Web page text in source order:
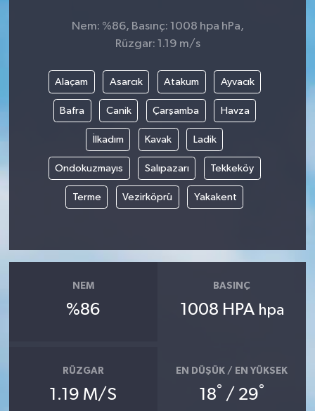
Nem: %86, Basınç: 1008 hpa hPa,
Rüzgar: 1.19 m/s
Alaçam Asarcık Atakum Ayvacık
Bafra Canik Çarşamba Havza
İlkadım Kavak Ladik
Ondokuzmayıs Salıpazarı Tekkeköy
Terme Vezirköprü Yakakent
NEM
%86
BASINÇ
1008 HPA hpa
RÜZGAR
1.19 M/S
EN DÜŞÜK / EN YÜKSEK
18° / 29°